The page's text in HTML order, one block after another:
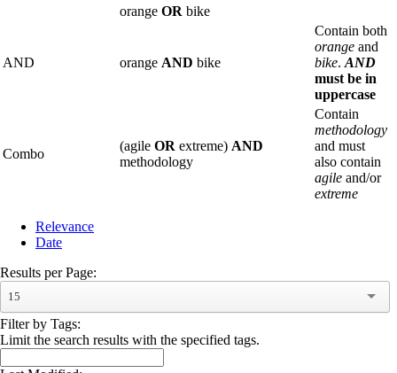
orange OR bike
AND orange AND bike
Contain both
orange and
bike. AND
must be in
uppercase
Combo
(agile OR extreme) AND
methodology
Contain
methodology
and must
also contain
agile and/or
extreme
Relevance
Date
Results per Page:
15
Filter by Tags:
Limit the search results with the specified tags.